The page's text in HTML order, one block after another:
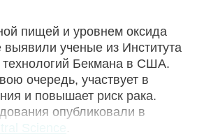
пищей и уровнем оксида
выявили ученые из Института
технологий Бекмана в США.
очередь, участвует в
и повышает риск рака.
опубликовали в
Science